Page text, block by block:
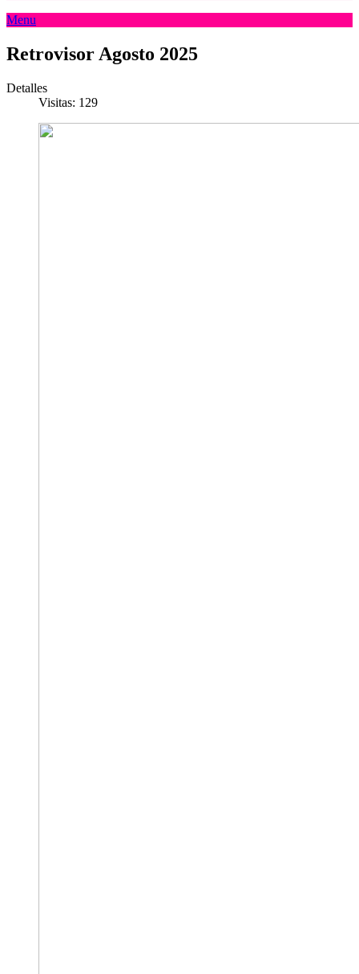
Menu
Retrovisor Agosto 2025
Detalles
Visitas: 129